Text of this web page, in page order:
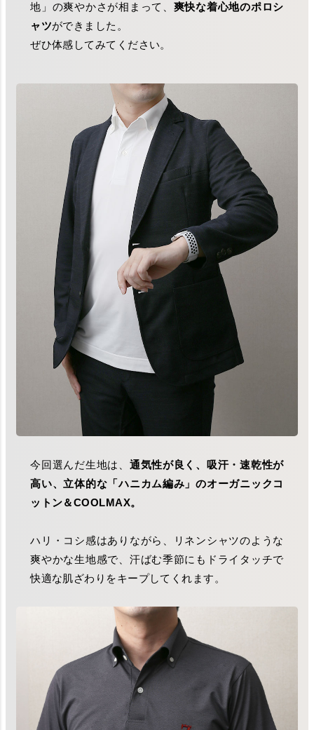
地」の爽やかさが相まって、 爽快な着心地のポロシ
ャツができました。
ぜひ体感してみてください。
今回選んだ生地は、 通気性が良く、吸汗・速乾性が
高い、立体的な「ハニカム編み」のオーガニックコ
ットン＆COOLMAX。
ハリ・コシ感はありながら、リネンシャツのような
爽やかな生地感で、汗ばむ季節にもドライタッチで
快適な肌ざわりをキープしてくれます。